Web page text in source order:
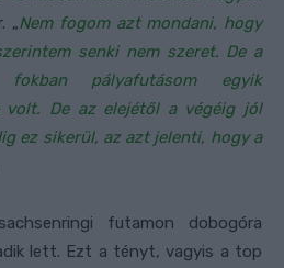
„Nem fogom azt mondani, hogy
senki nem szeret. De a
pályafutásom egyik
volt. De az elejétől a végéig jól
ez sikerül, az azt jelenti, hogy a
futamon dobogóra
lett. Ezt a tényt, vagyis a top